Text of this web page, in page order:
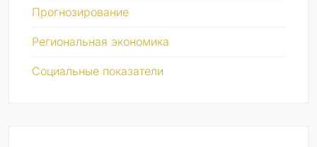
Прогнозирование
Региональная экономика
Социальные показатели